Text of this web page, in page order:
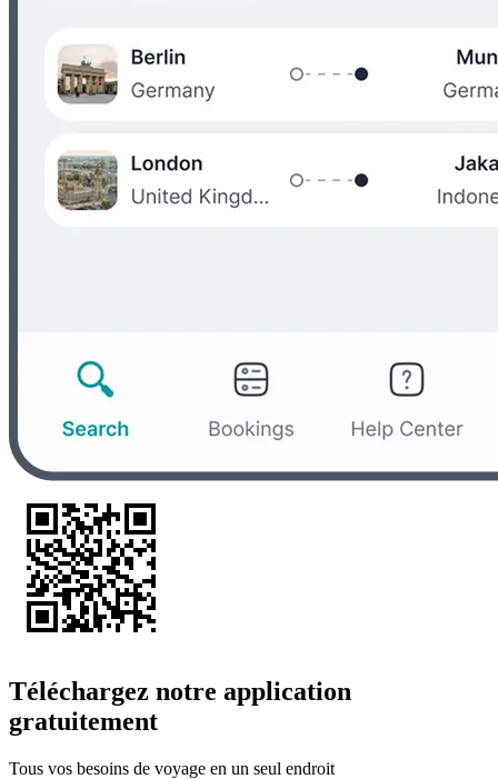
Téléchargez notre application
gratuitement
Tous vos besoins de voyage en un seul endroit